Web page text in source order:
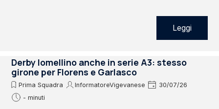
Leggi
Derby lomellino anche in serie A3: stesso
girone per Florens e Garlasco
Prima Squadra InformatoreVigevanese
30/07/26
- minuti